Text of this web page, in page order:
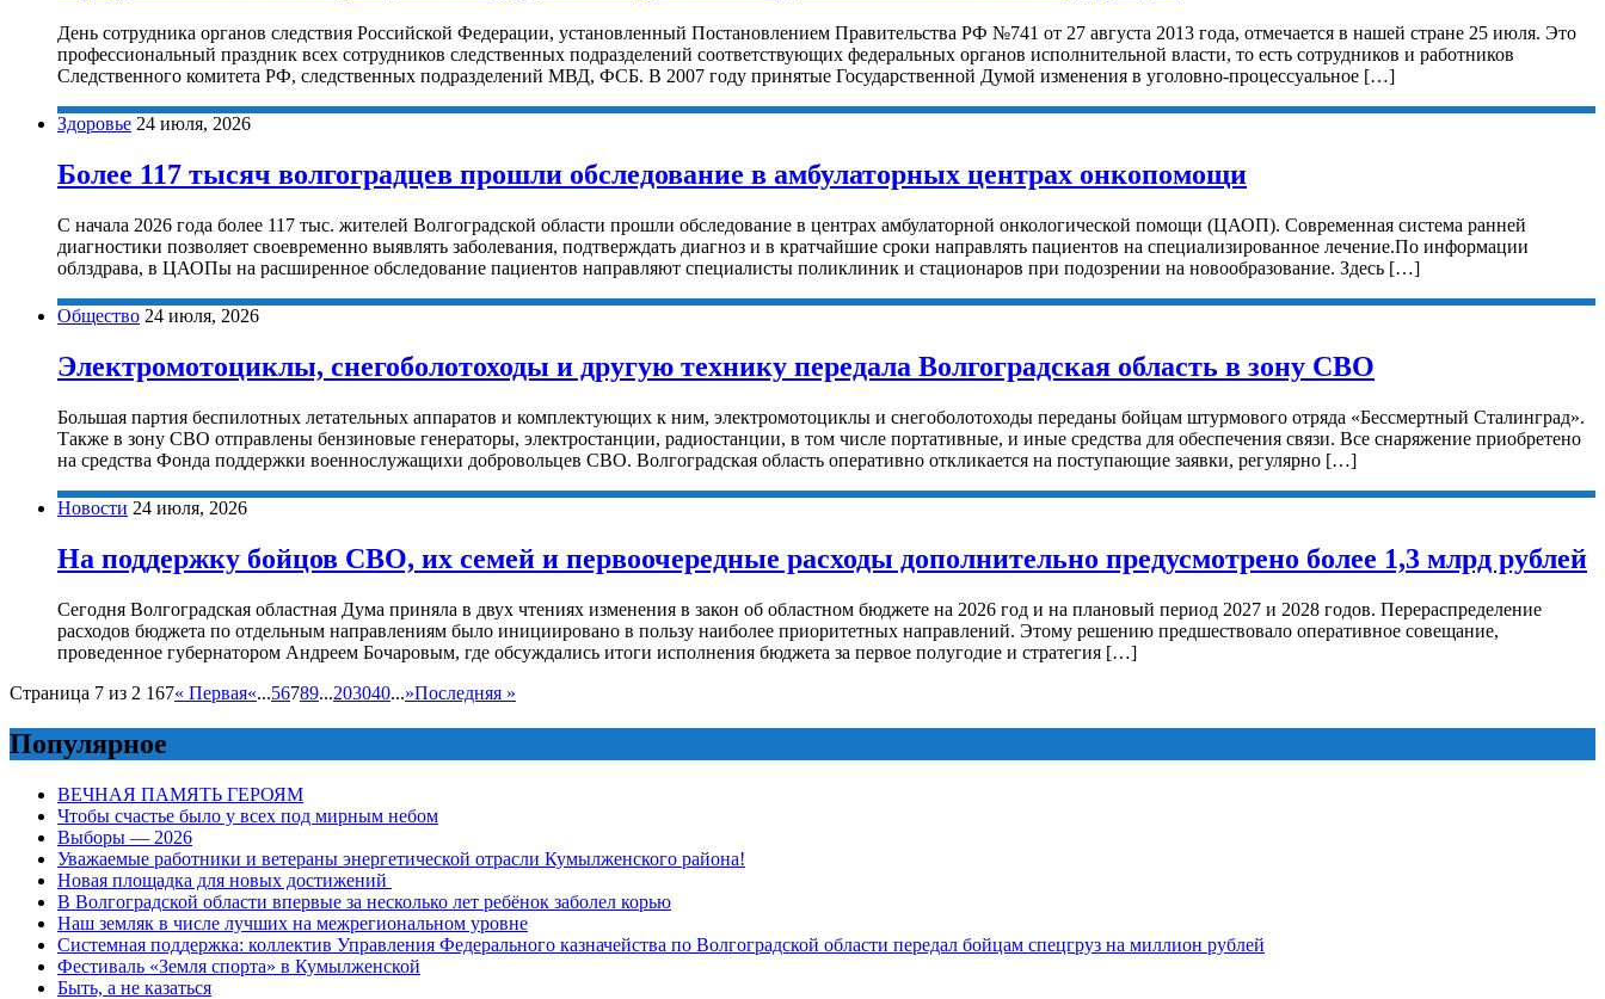
День сотрудника органов следствия Российской Федерации, установленный Постановлением Правительства РФ №741 от 27 августа 2013 года, отмечается в нашей стране 25 июля. Это
профессиональный праздник всех сотрудников следственных подразделений соответствующих федеральных органов исполнительной власти, то есть сотрудников и работников
Следственного комитета РФ, следственных подразделений МВД, ФСБ. В 2007 году принятые Государственной Думой изменения в уголовно-процессуальное […]
Здоровье 24 июля, 2026
Более 117 тысяч волгоградцев прошли обследование в амбулаторных центрах онкопомощи
С начала 2026 года более 117 тыс. жителей Волгоградской области прошли обследование в центрах амбулаторной онкологической помощи (ЦАОП). Современная система ранней
диагностики позволяет своевременно выявлять заболевания, подтверждать диагноз и в кратчайшие сроки направлять пациентов на специализированное лечение.По информации
облздрава, в ЦАОПы на расширенное обследование пациентов направляют специалисты поликлиник и стационаров при подозрении на новообразование. Здесь […]
Общество 24 июля, 2026
Электромотоциклы, снегоболотоходы и другую технику передала Волгоградская область в зону СВО
Большая партия беспилотных летательных аппаратов и комплектующих к ним, электромотоциклы и снегоболотоходы переданы бойцам штурмового отряда «Бессмертный Сталинград».
Также в зону СВО отправлены бензиновые генераторы, электростанции, радиостанции, в том числе портативные, и иные средства для обеспечения связи. Все снаряжение приобретено
на средства Фонда поддержки военнослужащихи добровольцев СВО. Волгоградская область оперативно откликается на поступающие заявки, регулярно […]
Новости 24 июля, 2026
На поддержку бойцов СВО, их семей и первоочередные расходы дополнительно предусмотрено более 1,3 млрд рублей
Сегодня Волгоградская областная Дума приняла в двух чтениях изменения в закон об областном бюджете на 2026 год и на плановый период 2027 и 2028 годов. Перераспределение
расходов бюджета по отдельным направлениям было инициировано в пользу наиболее приоритетных направлений. Этому решению предшествовало оперативное совещание,
проведенное губернатором Андреем Бочаровым, где обсуждались итоги исполнения бюджета за первое полугодие и стратегия […]
Страница 7 из 2 167« Первая«...56789...203040...»Последняя »
Популярное
ВЕЧНАЯ ПАМЯТЬ ГЕРОЯМ
Чтобы счастье было у всех под мирным небом
Выборы — 2026
Уважаемые работники и ветераны энергетической отрасли Кумылженского района!
Новая площадка для новых достижений
В Волгоградской области впервые за несколько лет ребёнок заболел корью
Наш земляк в числе лучших на межрегиональном уровне
Системная поддержка: коллектив Управления Федерального казначейства по Волгоградской области передал бойцам спецгруз на миллион рублей
Фестиваль «Земля спорта» в Кумылженской
Быть, а не казаться